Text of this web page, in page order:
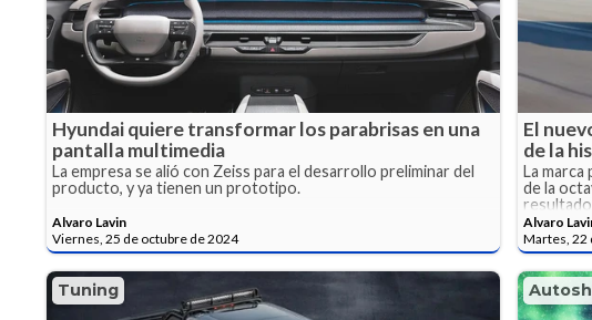
Hyundai quiere transformar los parabrisas en una
pantalla multimedia
La empresa se alió con Zeiss para el desarrollo preliminar del
producto, y ya tienen un prototipo.
Alvaro Lavin
Viernes, 25 de octubre de 2024
El
de la
La marca
de la
Alvaro
Martes, 22
Tuning